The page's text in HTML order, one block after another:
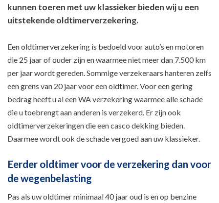
kunnen toeren met uw klassieker bieden wij u een
uitstekende oldtimerverzekering.
Een oldtimerverzekering is bedoeld voor auto’s en motoren
die 25 jaar of ouder zijn en waarmee niet meer dan 7.500 km
per jaar wordt gereden. Sommige verzekeraars hanteren zelfs
een grens van 20 jaar voor een oldtimer. Voor een gering
bedrag heeft u al een WA verzekering waarmee alle schade
die u toebrengt aan anderen is verzekerd. Er zijn ook
oldtimerverzekeringen die een casco dekking bieden.
Daarmee wordt ook de schade vergoed aan uw klassieker.
Eerder oldtimer voor de verzekering dan voor
de wegenbelasting
Pas als uw oldtimer minimaal 40 jaar oud is en op benzine